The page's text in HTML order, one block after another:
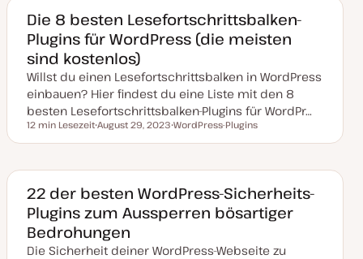
Die 8 besten Lesefortschrittsbalken-
Plugins für WordPress (die meisten
sind kostenlos)
Willst du einen Lesefortschrittsbalken in WordPress
einbauen? Hier findest du eine Liste mit den 8
besten Lesefortschrittsbalken-Plugins für WordPr…
Lesezeit
12 min Lesezeit
a
u
a
k
t
u
a
l
i
August 29, 2023
h
m
WordPress-Plugins
22 der besten WordPress-Sicherheits-
Plugins zum Aussperren bösartiger
Bedrohungen
Die Sicherheit deiner WordPress-Webseite zu